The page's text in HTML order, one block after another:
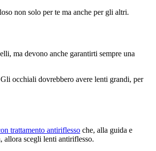
non solo per te ma anche per gli altri.
ma devono anche garantirti sempre una
occhiali dovrebbero avere lenti grandi, per
trattamento antiriflesso che, alla guida e
allora scegli lenti antiriflesso.